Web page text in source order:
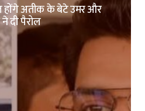
अतीक के बेटे उमर और
दी पैरोल